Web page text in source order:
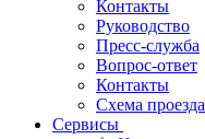
Контакты
Руководство
Пресс-служба
Вопрос-ответ
Контакты
Схема проезда
Сервисы